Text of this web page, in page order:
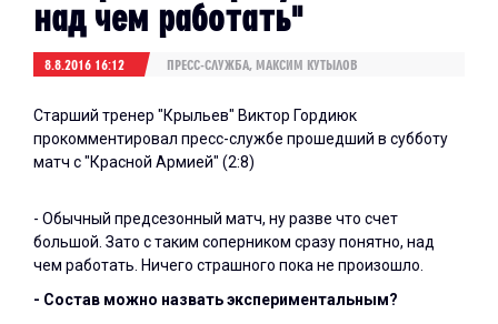
над чем работать"
8.8.2016 16:12 ПРЕСС-СЛУЖБА, МАКСИМ КУТЫЛОВ
Старший тренер "Крыльев" Виктор Гордиюк
прокомментировал пресс-службе прошедший в субботу
матч с "Красной Армией" (2:8)
- Обычный предсезонный матч, ну разве что счет
большой. Зато с таким соперником сразу понятно, над
чем работать. Ничего страшного пока не произошло.
- Состав можно назвать экспериментальным?